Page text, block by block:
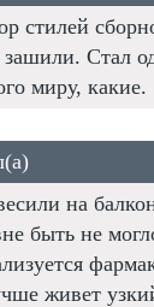
стилей
Стал
миру, какие.
на
быть не
живет